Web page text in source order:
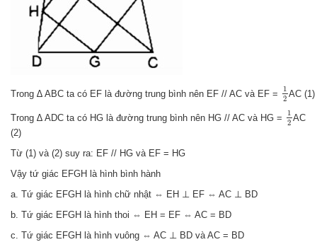
Trong ∆ ABC ta có EF là đường trung bình nên EF // AC và EF =
1
2
1
AC (1)
Trong ∆ ADC ta có HG là đường trung bình nên HG // AC và HG =
1
2
1
AC
(2)
Từ (1) và (2) suy ra: EF // HG và EF = HG
Vậy tứ giác EFGH là hình bình hành
a. Tứ giác EFGH là hình chữ nhật ⇔ EH ⊥ EF ⇔ AC ⊥ BD
b. Tứ giác EFGH là hình thoi ⇔ EH = EF ⇔ AC = BD
c. Tứ giác EFGH là hình vuông ⇔ AC ⊥ BD và AC = BD